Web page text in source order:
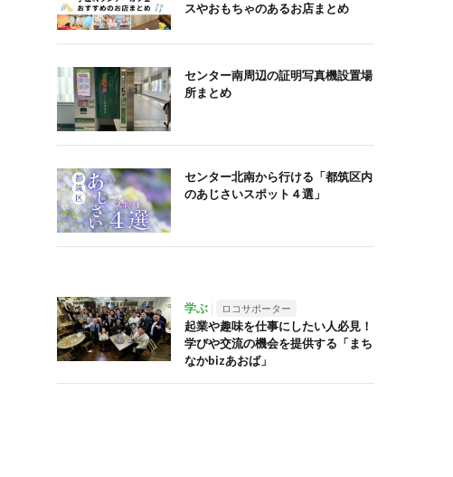
スやおもちゃのあるお店まとめ
センター南周辺の証明写真機設置場
所まとめ
センター北南から行ける「都筑区内
のあじさいスポット４選」
学ぶ ロコサポーター
起業や趣味を仕事にしたい人必見！
学びや交流の機会を提供する「まち
なかbizあおば」